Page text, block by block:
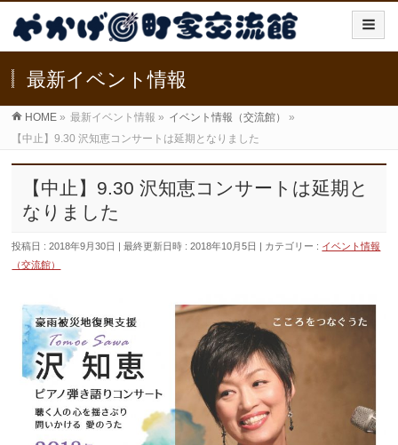
最新イベント情報
HOME » 最新イベント情報 » イベント情報（交流館）
»
【中止】9.30 沢知恵コンサートは延期となりました
【中止】9.30 沢知恵コンサートは延期と
なりました
投稿日 : 2018年9月30日 最終更新日時 : 2018年10月5日 カテゴリー : イベント情報
（交流館）